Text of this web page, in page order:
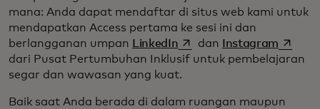
mana: Anda dapat mendaftar di situs web kami untuk
mendapatkan Access pertama ke sesi ini dan
berlangganan umpan
LinkedInopens in a new tab
dan Instagramopens
dari Pusat Pertumbuhan Inklusif untuk pembelajaran
segar dan wawasan yang kuat.
Baik saat Anda berada di dalam ruangan maupun